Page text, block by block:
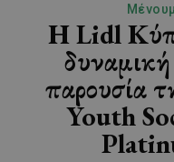
Η Lidl
δυναμική
παρουσία
Youth